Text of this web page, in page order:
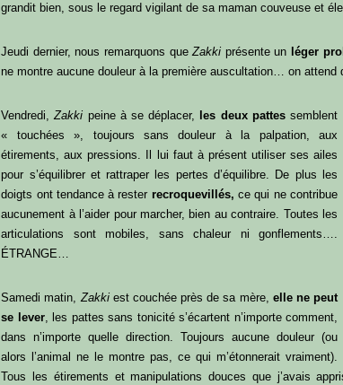
grandit bien, sous le regard vigilant de sa maman couveuse et
Jeudi dernier, nous remarquons queZakki présente un léger
ne montre aucune douleur à la première auscultation… on attend
Vendredi,Zakki peine à se déplacer, les deux pattessemblent
« touchées », toujours sans douleur à la palpation, aux
étirements, aux pressions. Il lui faut à présent utiliser ses ailes
pour s’équilibrer et rattraper les pertes d’équilibre. De plus les
doigts ont tendance à rester recroquevillés, ce qui ne contribue
aucunement à l’aider pour marcher, bien au contraire. Toutes les
articulations sont mobiles, sans chaleur ni gonflements….
ÉTRANGE…
Samedi matin,Zakkiest couchée près de sa mère, elle ne peut
se lever, les pattes sans tonicité s’écartent n’importe comment,
dans n’importe quelle direction. Toujours aucune douleur (ou
alors l’animal ne le montre pas, ce qui m’étonnerait vraiment).
Tous les étirements et manipulations douces que j’avais